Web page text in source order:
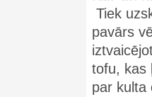
Tiek
pavārs
tofu, kas
par kulta